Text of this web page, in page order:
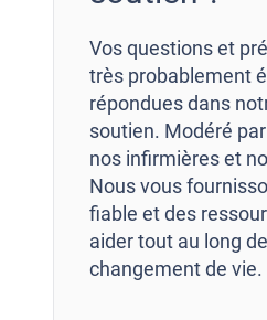
Vos questions et
très probablement
répondues dans
soutien. Modéré
nos infirmières et
Nous vous
fiable et des
aider tout au long
changement de vie.